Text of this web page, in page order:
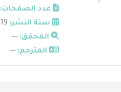
عدد الصفحات:
سنة النشر:
المحقق: ---
المترجم: ---